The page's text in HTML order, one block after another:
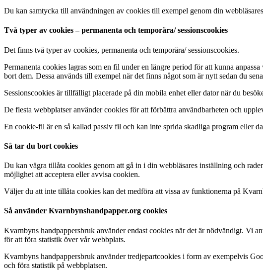
Du kan samtycka till användningen av cookies till exempel genom din
Två typer av cookies – permanenta och temporära/ sessionscookies
Det finns två typer av cookies, permanenta och temporära/ sessionscookies.
Permanenta cookies lagras som en fil under en längre period för att kunna
bort dem. Dessa används till exempel när det finns något som är nytt sedan du
Sessionscookies är tillfälligt placerade på din mobila enhet eller dator när du
De flesta webbplatser använder cookies för att förbättra användbarheten och
En cookie-fil är en så kallad passiv fil och kan inte sprida skadliga program eller
Så tar du bort cookies
Du kan vägra tillåta cookies genom att gå in i din webbläsares inställning och
möjlighet att acceptera eller avvisa cookien.
Väljer du att inte tillåta cookies kan det medföra att vissa av funktionerna på
Så använder Kvarnbynshandpapper.org cookies
Kvarnbyns handpappersbruk använder endast cookies när det är nödvändigt. Vi
för att föra statistik över vår webbplats.
Kvarnbyns handpappersbruk använder tredjepartcookies i form av exempelvis
och föra statistik på webbplatsen.